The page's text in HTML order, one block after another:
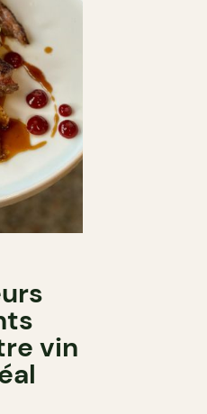
vin